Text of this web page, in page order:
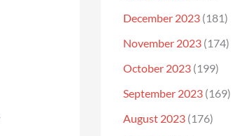
December 2023 (181)
November 2023 (174)
October 2023 (199)
September 2023 (169)
August 2023 (176)